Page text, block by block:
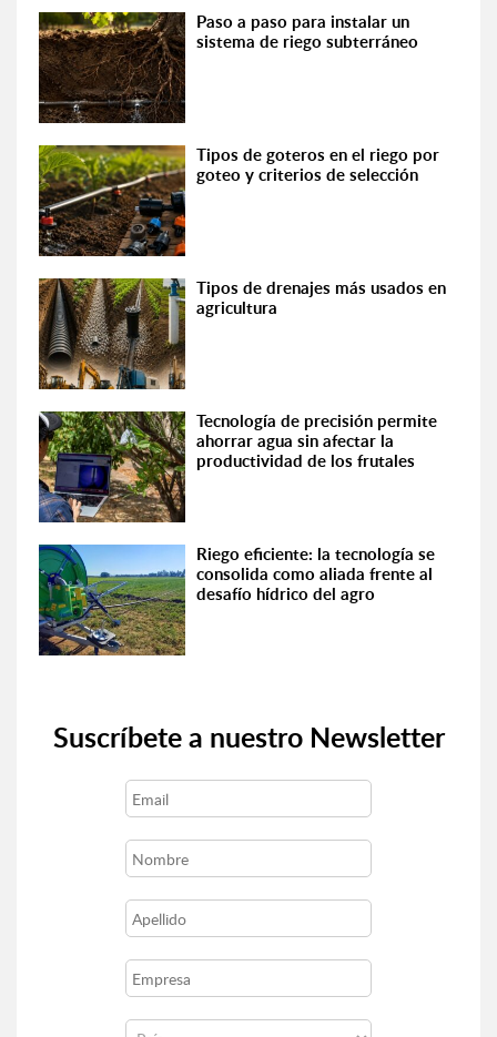
Paso a paso para instalar un
sistema de riego subterráneo
Tipos de goteros en el riego por
goteo y criterios de selección
Tipos de drenajes más usados en
agricultura
Tecnología de precisión permite
ahorrar agua sin afectar la
productividad de los frutales
Riego eficiente: la tecnología se
consolida como aliada frente al
desafío hídrico del agro
Suscríbete a nuestro Newsletter